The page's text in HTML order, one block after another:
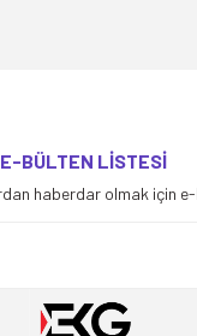
E-BÜLTEN LİSTESİ
haberdar olmak için